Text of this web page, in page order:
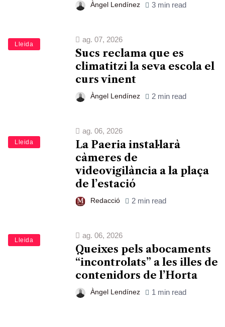
Àngel Lendínez 3 min read
Lleida
ag. 07, 2026
Sucs reclama que es
climatitzi la seva escola el
curs vinent
Àngel Lendínez 2 min read
Lleida
ag. 06, 2026
La Paeria instal·larà
càmeres de
videovigilància a la plaça
de l’estació
Redacció 2 min read
Lleida
ag. 06, 2026
Queixes pels abocaments
“incontrolats” a les illes de
contenidors de l’Horta
Àngel Lendínez 1 min read